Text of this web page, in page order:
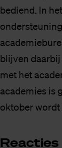
bediend. In
blijven
met het
academies is
oktober wordt
Re­ac­ties